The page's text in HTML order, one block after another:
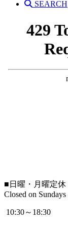
SEARCH
■ 日曜・月曜定休
Closed on
10:30～18:30